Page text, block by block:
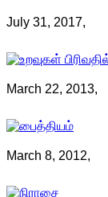
July 31, 2017,
March 22, 2013,
March 8, 2012,